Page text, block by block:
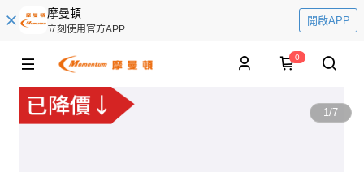
摩曼頓
立刻使用官方APP
開啟APP
0
1/7